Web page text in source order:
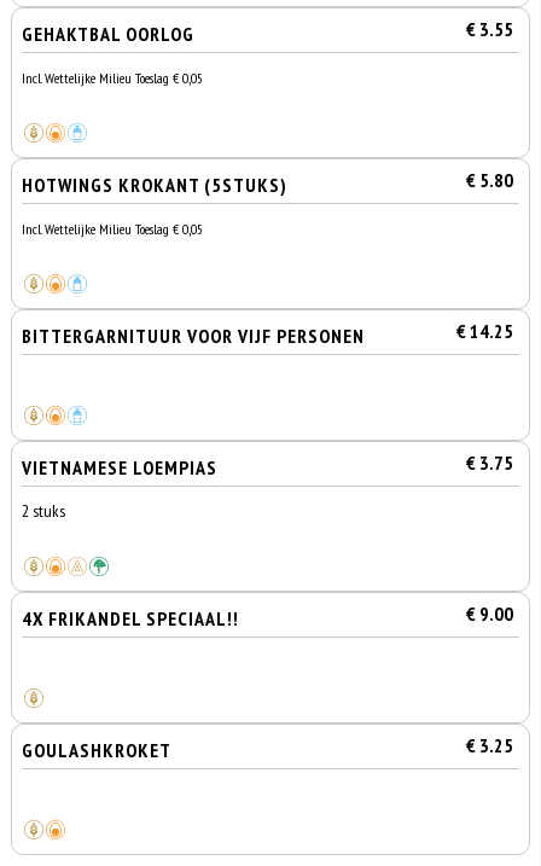
GEHAKTBAL OORLOG € 3.55
Incl. Wettelijke Milieu Toeslag € 0,05
HOTWINGS KROKANT (5STUKS) € 5.80
Incl. Wettelijke Milieu Toeslag € 0,05
BITTERGARNITUUR VOOR VIJF PERSONEN € 14.25
VIETNAMESE LOEMPIAS € 3.75
2 stuks
4X FRIKANDEL SPECIAAL!! € 9.00
GOULASHKROKET € 3.25